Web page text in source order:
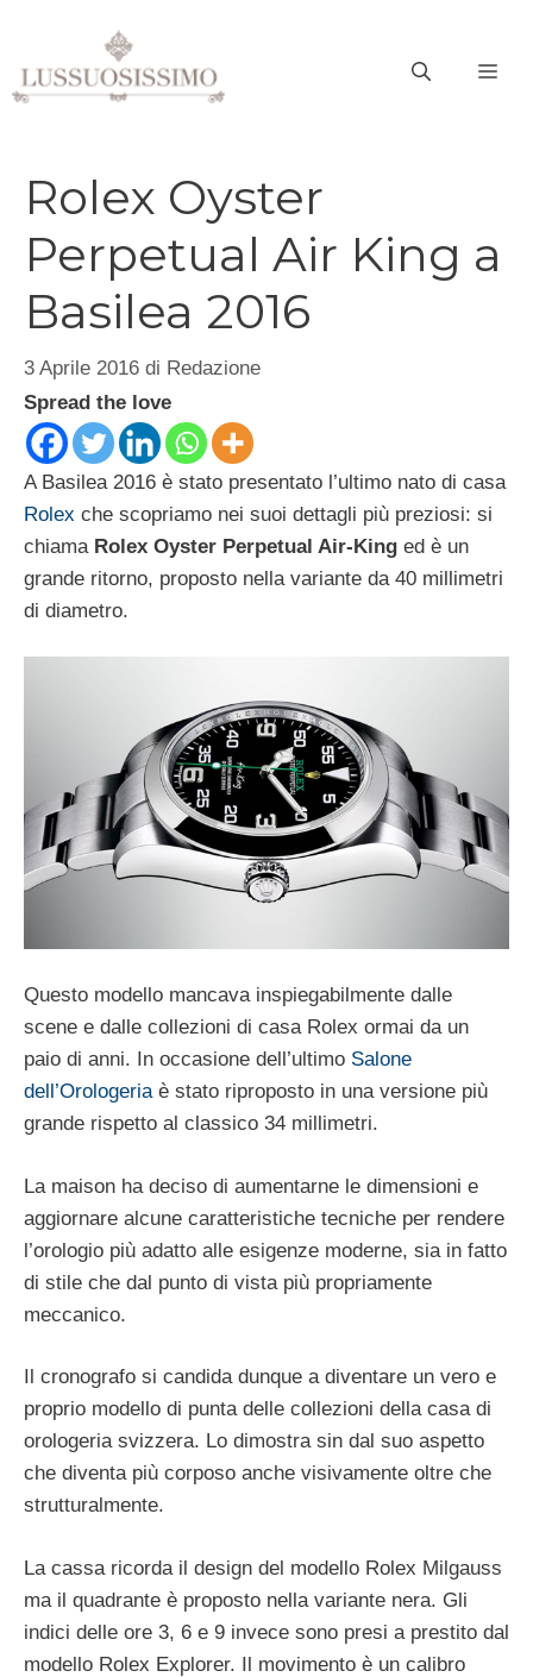
contenuto
Rolex Oyster
Perpetual Air King a
Basilea 2016
3 Aprile 2016 di Redazione
Spread the love
A Basilea 2016 è stato presentato l’ultimo nato di casa
Rolex che scopriamo nei suoi dettagli più preziosi: si
chiama Rolex Oyster Perpetual Air-King ed è un
grande ritorno, proposto nella variante da 40 millimetri
di diametro.
Questo modello mancava inspiegabilmente dalle
scene e dalle collezioni di casa Rolex ormai da un
paio di anni. In occasione dell’ultimo Salone
dell’Orologeriaè stato riproposto in una versione più
grande rispetto al classico 34 millimetri.
La maison ha deciso di aumentarne le dimensioni e
aggiornare alcune caratteristiche tecniche per rendere
l’orologio più adatto alle esigenze moderne, sia in fatto
di stile che dal punto di vista più propriamente
meccanico.
Il cronografo si candida dunque a diventare un vero e
proprio modello di punta delle collezioni della casa di
orologeria svizzera. Lo dimostra sin dal suo aspetto
che diventa più corposo anche visivamente oltre che
strutturalmente.
La cassa ricorda il design del modello Rolex Milgauss
ma il quadrante è proposto nella variante nera. Gli
indici delle ore 3, 6 e 9 invece sono presi a prestito dal
modello Rolex Explorer. Il movimento è un calibro